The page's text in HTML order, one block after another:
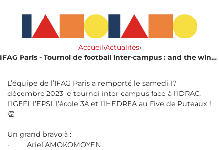
Accueil›Actualités›
IFAG Paris - Tournoi de football inter-campus : and the winner is ... l'IFAG Paris !!
L’équipe de l’IFAG Paris a remporté le samedi 17
décembre 2023 le tournoi inter campus face à l’IDRAC,
l’IGEFI, l’EPSI, l’école 3A et l’IHEDREA au Five de Puteaux !
👏
Un grand bravo à :
· Ariel AMOKOMOYEN ;